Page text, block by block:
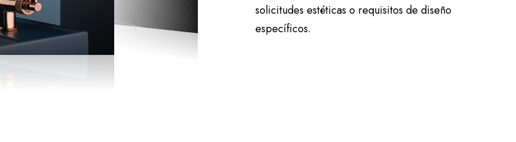
solicitudes estéticas o requisitos de diseño
específicos.